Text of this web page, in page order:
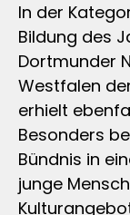
In der
Bildung des
Dortmunder
Westfalen
erhielt
Besonders
Bündnis in
junge